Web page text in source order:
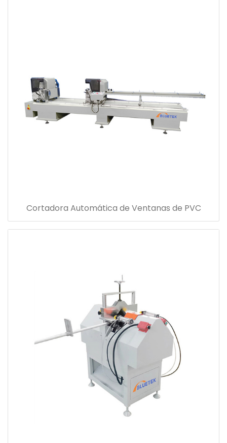
Cortadora Automática de Ventanas de PVC